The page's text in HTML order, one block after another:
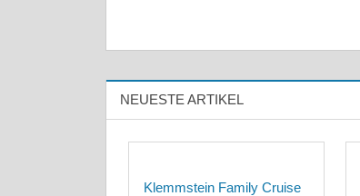
NEUESTE ARTIKEL
Klemmstein Family Cruise